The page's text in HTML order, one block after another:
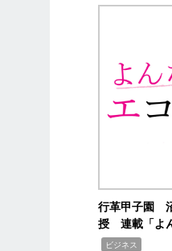
行革甲子園
授 連載「よ
ビジネス